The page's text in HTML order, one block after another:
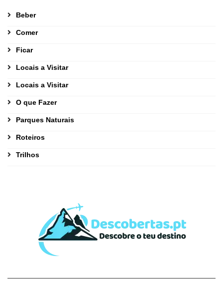
Beber
Comer
Ficar
Locais a Visitar
Locais a Visitar
O que Fazer
Parques Naturais
Roteiros
Trilhos